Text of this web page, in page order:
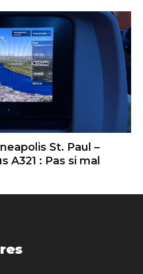
St. Paul –
A321 : Pas si mal